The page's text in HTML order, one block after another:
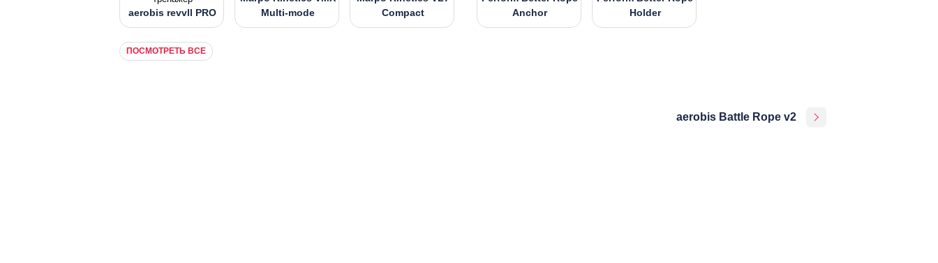
aerobis revvll PRO
Multi-mode
Compact
ПОСМОТРЕТЬ ВСЕ
Anchor
Holder
aerobis Battle Rope v2